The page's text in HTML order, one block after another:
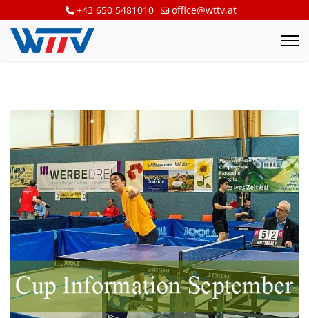
+43 650 5481010 office@wttv.at